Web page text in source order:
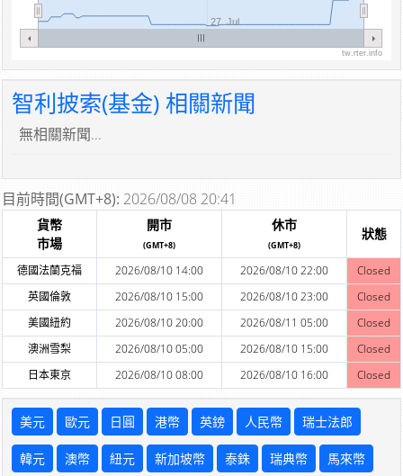
27. Jul
tw.rter.info
智利披索(基金) 相關新聞
無相關新聞...
目前時間(GMT+8): 2026/08/08 20:41
貨幣
市場
開市
(GMT+8)
休市
(GMT+8)
狀態
德國法蘭克福 2026/08/10 14:00 2026/08/10 22:00
Closed
英國倫敦
2026/08/10 15:00 2026/08/10 23:00
Closed
美國紐約
2026/08/10 20:00 2026/08/11 05:00
Closed
澳洲雪梨
2026/08/10 05:00 2026/08/10 15:00
Closed
日本東京
2026/08/10 08:00 2026/08/10 16:00 Closed
美元 歐元 日圓 港幣 英鎊 人民幣 瑞士法郎
韓元 澳幣 紐元 新加坡幣 泰銖 瑞典幣 馬來幣